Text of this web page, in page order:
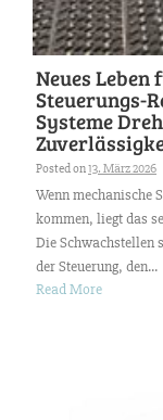
Neues Leben
Steuerungs-
Systeme
Posted on13. März 2026
Wenn mechanische
kommen, liegt das
Die Schwachstellen
der Steuerung, den...
Read More